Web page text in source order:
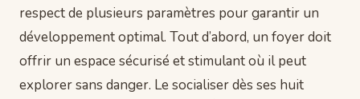
respect de plusieurs paramètres pour garantir un
développement optimal. Tout d’abord, un foyer doit
offrir un espace sécurisé et stimulant où il peut
explorer sans danger. Le socialiser dès ses huit